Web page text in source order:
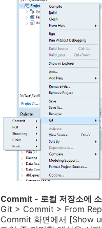
Commit - 로컬 저장소에
Git > Commit > From
Commit 화면에서 [Show